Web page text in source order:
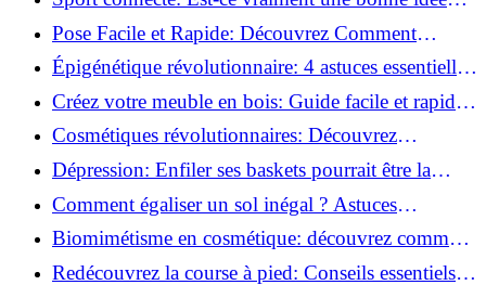
pour vous?
Pose Facile et Rapide: Découvrez Comment
Monter des Carreaux de Béton Cellulaire!
Épigénétique révolutionnaire: 4 astuces essentielles
pour transformer votre bien-être!
Créez votre meuble en bois: Guide facile et rapide
pour débutants!
Cosmétiques révolutionnaires: Découvrez
comment les fermes verticales transforment la
beauté!
Dépression: Enfiler ses baskets pourrait être la
solution!
Comment égaliser un sol inégal ? Astuces
infaillibles pour réussir !
Biomimétisme en cosmétique: découvrez comment
la nature inspire l'avenir des soins beauté!
Redécouvrez la course à pied: Conseils essentiels